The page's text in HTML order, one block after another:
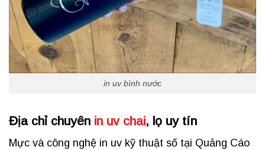
in uv bình nước
Địa chỉ chuyên in uv chai, lọ uy tín
Mực và công nghệ in uv kỹ thuật số tại Quảng Cáo